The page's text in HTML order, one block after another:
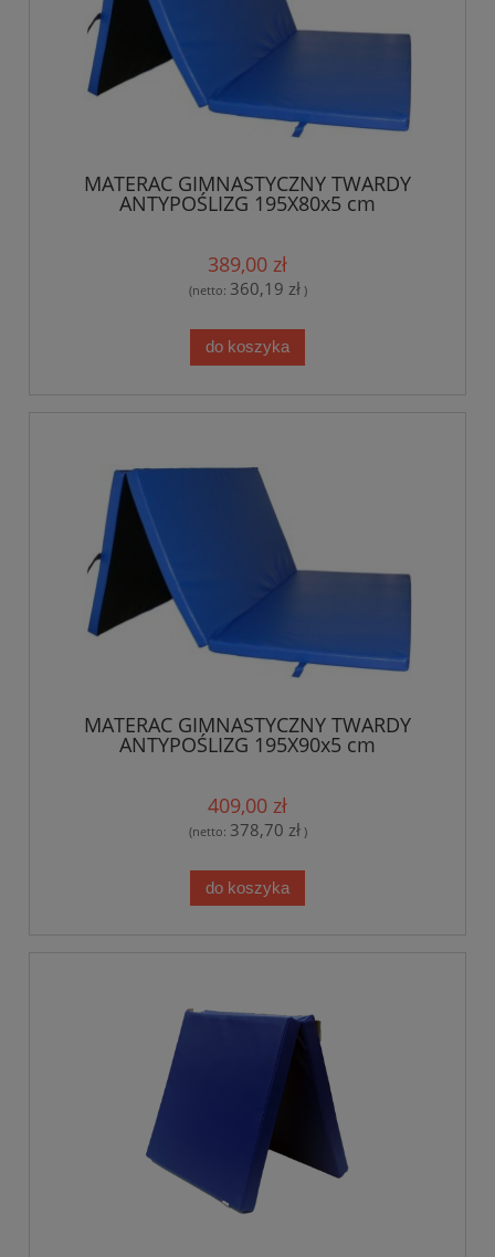
MATERAC GIMNASTYCZNY TWARDY
ANTYPOŚLIZG 195X80x5 cm
389,00 zł
(netto: 360,19 zł)
do koszyka
MATERAC GIMNASTYCZNY TWARDY
ANTYPOŚLIZG 195X90x5 cm
409,00 zł
(netto: 378,70 zł)
do koszyka